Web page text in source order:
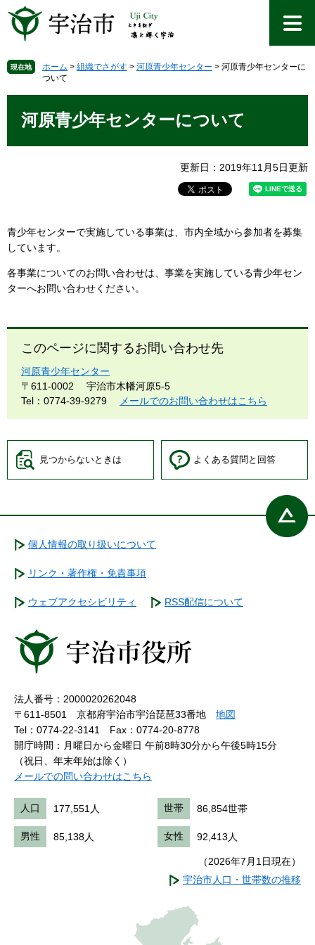
先
で
を
ば
現在地 ホーム > 組織でさがす > 河原青少年センター > 河原青少年センターに
ついて
河原青少年センターについて
更新日：2019年11月5日更新
青少年センターで実施している事業は、市内全域から参加者を募集
しています。
各事業についてのお問い合わせは、事業を実施している青少年セン
ターへお問い合わせください。
このページに関するお問い合わせ先
河原青少年センター
〒611-0002
宇治市木幡河原5-5
Tel：0774-39-9279
メールでのお問い合わせはこちら
見つからないときは よくある質問と回答
個人情報の取り扱いについて
リンク・著作権・免責事項
ウェブアクセシビリティ RSS配信について
法人番号：2000020262048
〒611-8501 京都府宇治市宇治琵琶33番地 地図
Tel：0774-22-3141
Fax：0774-20-8778
開庁時間：月曜日から金曜日 午前8時30分から午後5時15分
（祝日、年末年始は除く）
メールでの問い合わせはこちら
人口 177,551人 世帯 86,854世帯
男性 85,138人 女性 92,413人
（2026年7月1日現在）
宇治市人口・世帯数の推移